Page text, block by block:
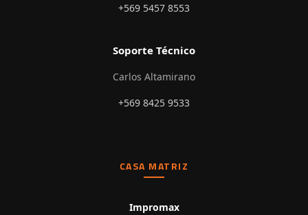
+569 5457 8553
Soporte Técnico
Carlos Altamirano
+569 8425 9533
CASA MATRIZ
Impromax